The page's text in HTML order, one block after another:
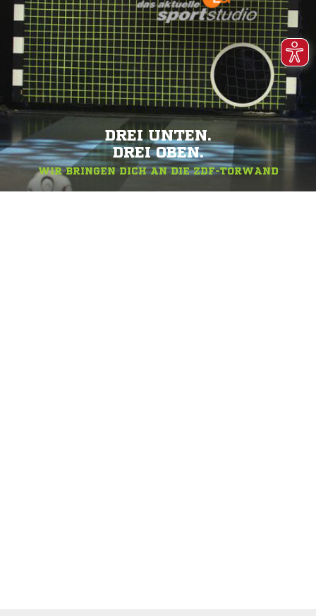
DREI UNTEN.
DREI OBEN.
WIR BRINGEN DICH AN DIE ZDF-TORWAND